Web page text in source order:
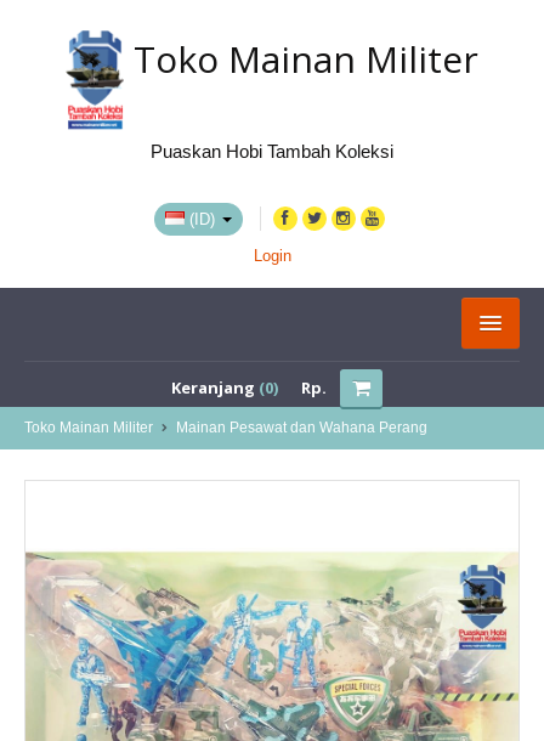
Toko Mainan Militer
Puaskan Hobi Tambah Koleksi
(ID)
Login
BELI VIA MARKETPLACE
TENTANG KAMI
KOMUNITAS
KONTAK KAMI
Keranjang (0) Rp.
Toko Mainan Militer Mainan Pesawat dan Wahana Perang